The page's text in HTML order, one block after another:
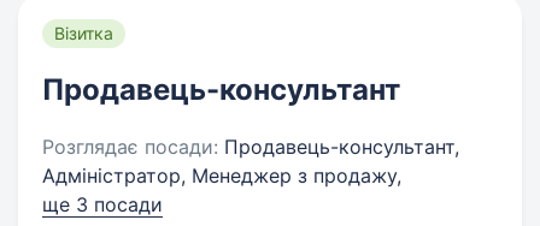
Візитка
Продавець-консультант
Розглядає посади: Продавець-консультант,
Адміністратор, Менеджер з продажу,
ще 3 посади